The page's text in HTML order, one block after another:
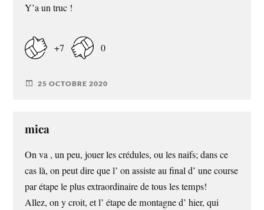
Y’a un truc !
+7 0
25 OCTOBRE 2020
mica
On va , un peu, jouer les crédules, ou les naifs; dans ce
cas là, on peut dire que l’ on assiste au final d’ une course
par étape le plus extraordinaire de tous les temps!
Allez, on y croit, et l’ étape de montagne d’ hier, qui